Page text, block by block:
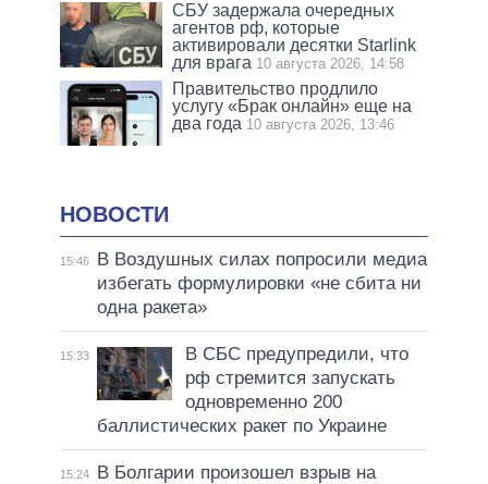
СБУ задержала очередных
агентов рф, которые
активировали десятки Starlink
для врага 10 августа 2026, 14:58
Правительство продлило
услугу «Брак онлайн» еще на
два года 10 августа 2026, 13:46
НОВОСТИ
15:46
В Воздушных силах попросили медиа
избегать формулировки «не сбита ни
одна ракета»
15:33
В СБС предупредили, что
рф стремится запускать
одновременно 200
баллистических ракет по Украине
15:24
В Болгарии произошел взрыв на